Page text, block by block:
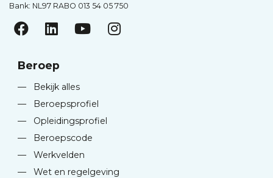
Bank: NL97 RABO 013 54 05 750
Beroep
—
Bekijk alles
—
Beroepsprofiel
—
Opleidingsprofiel
—
Beroepscode
—
Werkvelden
—
Wet en regelgeving